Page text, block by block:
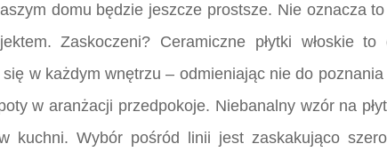
domu będzie jeszcze prostsze. Nie oznacza
Zaskoczeni? Ceramiczne płytki włoskie
w każdym wnętrzu – odmieniając nie do
w aranżacji przedpokoje. Niebanalny wzór na
kuchni. Wybór pośród linii jest zaskakująco